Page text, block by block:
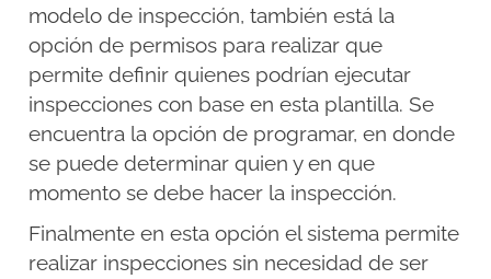
modelo de inspección, también está la
opción de permisos para realizar que
permite definir quienes podrían ejecutar
inspecciones con base en esta plantilla. Se
encuentra la opción de programar, en donde
se puede determinar quien y en que
momento se debe hacer la inspección.
Finalmente en esta opción el sistema permite
realizar inspecciones sin necesidad de ser